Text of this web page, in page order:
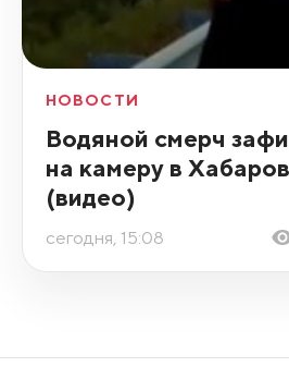
НОВОСТИ
Водяной смерч
на камеру в
(видео)
сегодня, 15:08